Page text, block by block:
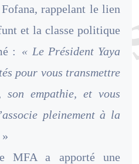
rappelant le lien
et la classe politique
: « Le Président Yaya
pour vous transmettre
son empathie, et vous
pleinement à la
»
MFA a apporté une